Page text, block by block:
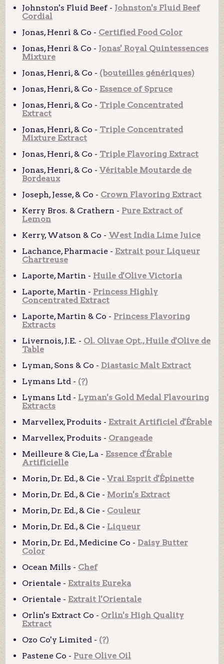
Johnston's Fluid Beef - Johnston's Fluid Beef
Cordial
Jonas, Henri & Co - Certified Food Color
Jonas, Henri & Co - Jonas' Royal Quintessences
Mixture
Jonas, Henri, & Co - (bouteilles génériques)
Jonas, Henri, & Co - Essence of Spruce
Jonas, Henri, & Co - Triple Concentrated
Extract
Jonas, Henri, & Co - Triple Concentrated
Mixture Extract
Jonas, Henri, & Co - Triple Flavoring Extract
Jonas, Henri, & Co - Véritable Moutarde de
Bordeaux
Joseph, Jesse, & Co - Crown Flavoring Extract
Kerry Bros. & Crathern - Pure Extract of
Lemon
Kerry, Watson & Co - West India Lime Juice
Lachance, Pharmacie - Extrait pour Liqueur
Chartreuse
Laporte, Martin - Huile d'Olive Victoria
Laporte, Martin - Princess Highly
Concentrated Extract
Laporte, Martin & Co - Princess Flavoring
Extracts
Livernois, J.E. - Ol. Olivae Opt., Huile d'Olive de
Table
Lyman, Sons & Co - Diastasic Malt Extract
Lymans Ltd - (?)
Lymans Ltd - Lyman's Gold Medal Flavouring
Extracts
Marvellex, Produits - Extrait Artificiel d'Érable
Marvellex, Produits - Orangeade
Meilleure & Cie, La - Essence d'Érable
Artificielle
Morin, Dr. Ed., & Cie - Vrai Esprit d'Épinette
Morin, Dr. Ed., & Cie - Morin's Extract
Morin, Dr. Ed., & Cie - Couleur
Morin, Dr. Ed., & Cie - Liqueur
Morin, Dr. Ed., Medicine Co - Daisy Butter
Color
Ocean Mills - Chef
Orientale - Extraits Eureka
Orientale - Extrait l'Orientale
Orlin's Extract Co - Orlin's High Quality
Extract
Ozo Co'y Limited - (?)
Pastene Co - Pure Olive Oil